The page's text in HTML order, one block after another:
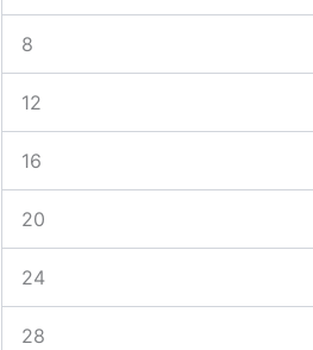
8
12
16
20
24
28